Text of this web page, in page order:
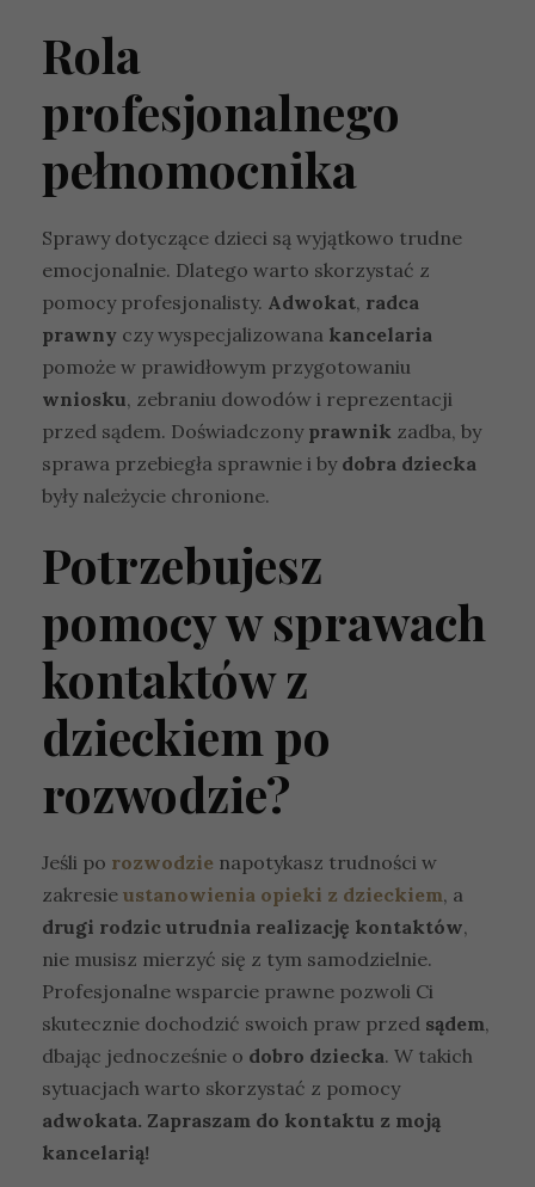
Rola
profesjonalnego
pełnomocnika
Sprawy dotyczące dzieci są wyjątkowo trudne
emocjonalnie. Dlatego warto skorzystać z
pomocy profesjonalisty. Adwokat, radca
prawny czy wyspecjalizowana kancelaria
pomoże w prawidłowym przygotowaniu
wniosku, zebraniu dowodów i reprezentacji
przed sądem. Doświadczony prawnik zadba, by
sprawa przebiegła sprawnie i by dobra dziecka
były należycie chronione.
Potrzebujesz
pomocy w sprawach
kontaktów z
dzieckiem po
rozwodzie?
Jeśli po rozwodzie napotykasz trudności w
zakresie ustanowienia opieki z dzieckiem, a
drugi rodzic utrudnia realizację kontaktów,
nie musisz mierzyć się z tym samodzielnie.
Profesjonalne wsparcie prawne pozwoli Ci
skutecznie dochodzić swoich praw przed sądem,
dbając jednocześnie o dobro dziecka. W takich
sytuacjach warto skorzystać z pomocy
adwokata. Zapraszam do kontaktu z moją
kancelarią!